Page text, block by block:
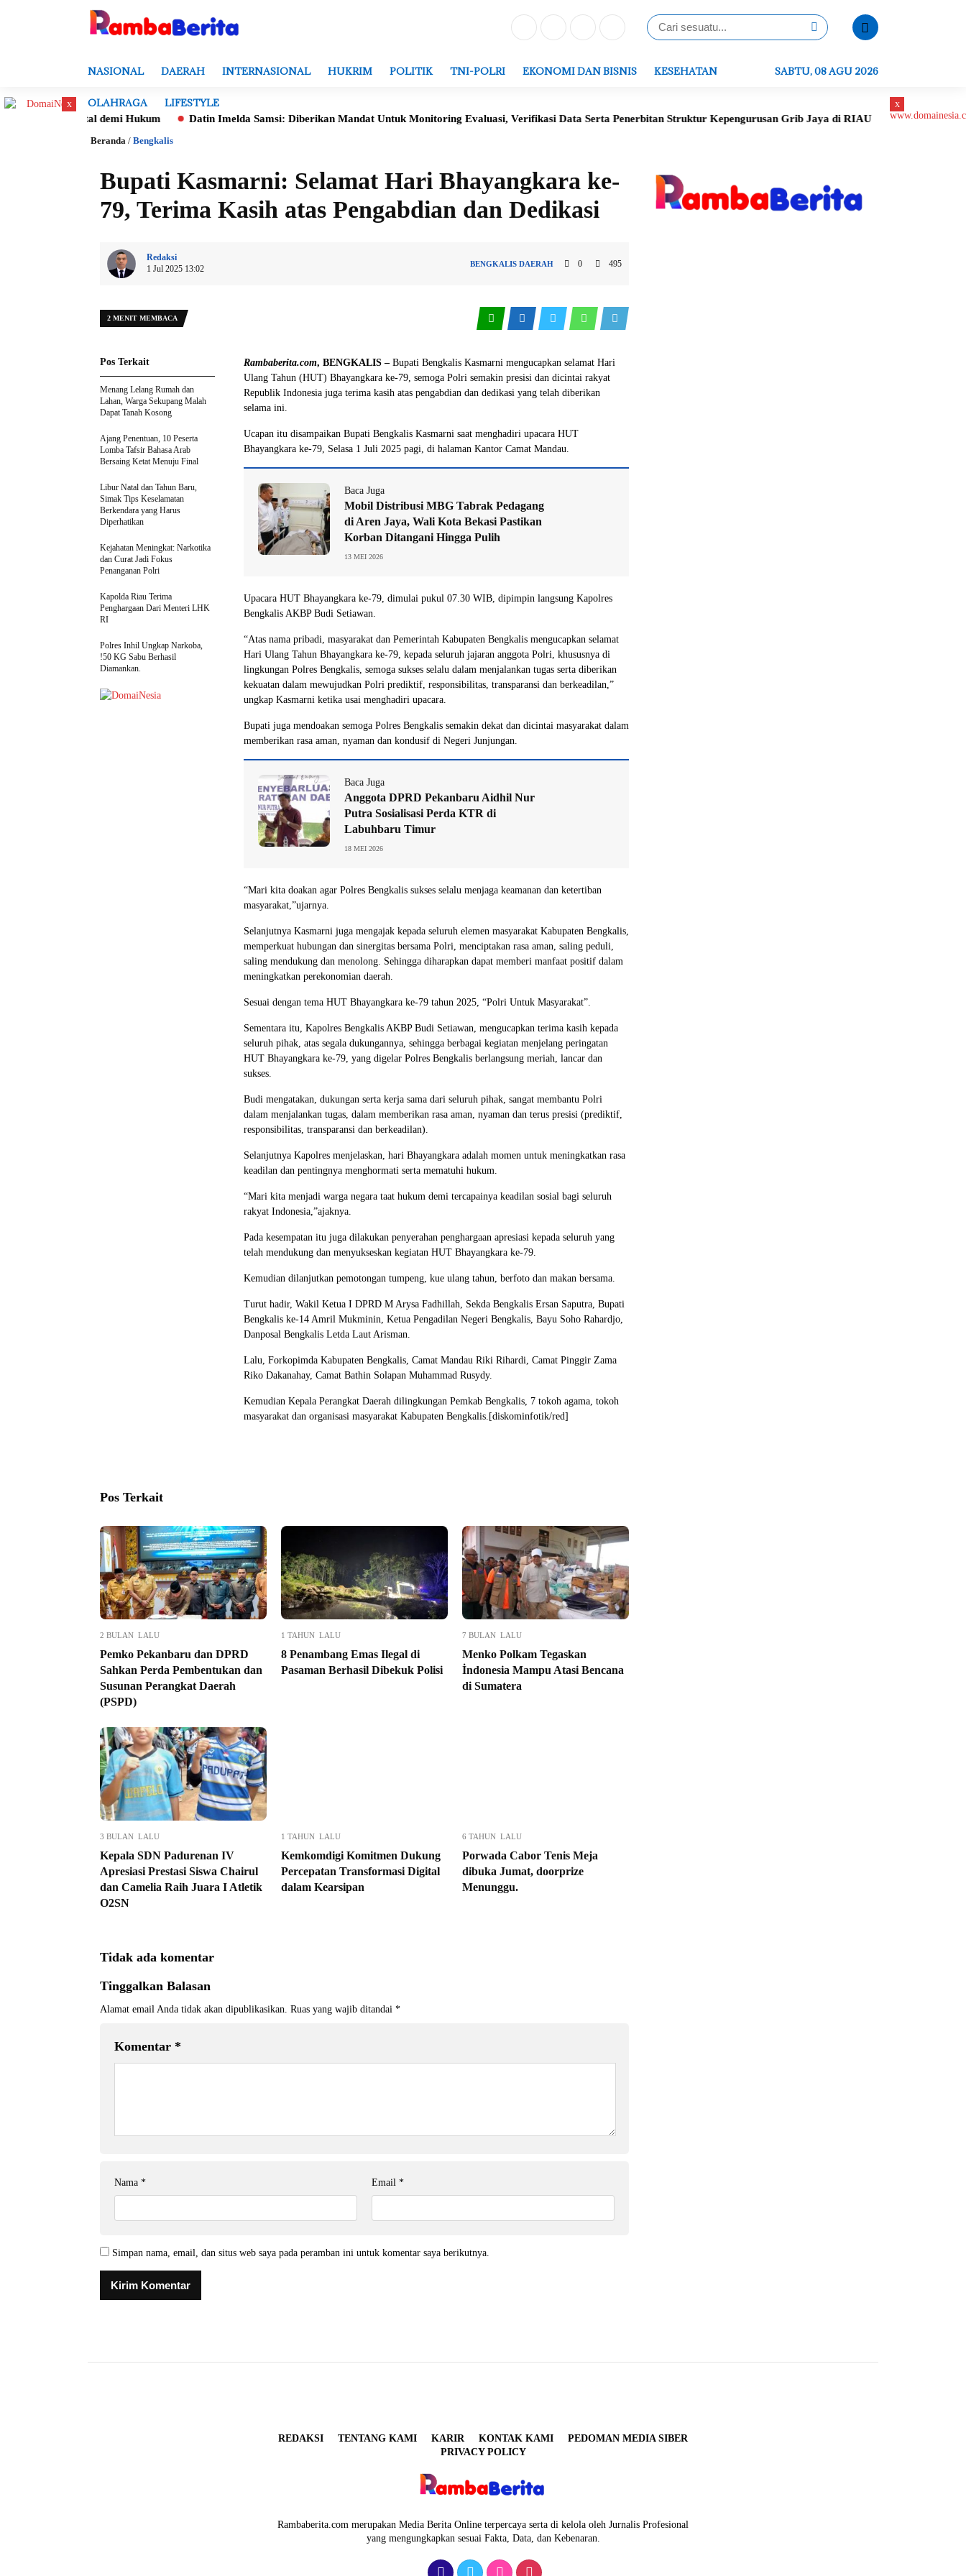
NASIONAL DAERAH INTERNASIONAL HUKRIM POLITIK TNI-POLRI EKONOMI DAN BISNIS KESEHATAN
OLAHRAGA LIFESTYLE
SABTU, 08 AGU 2026
Batal demi Hukum Datin Imelda Samsi: Diberikan Mandat Untuk Monitoring Evaluasi, Verifikasi Data Serta Penerbitan Struktur Kepengurusan Grib Jaya di RIAU Peletakan Batu Pertama
Beranda / Bengkalis
Bupati Kasmarni: Selamat Hari Bhayangkara ke-
79, Terima Kasih atas Pengabdian dan Dedikasi
Redaksi
1 Jul 2025 13:02
BENGKALIS DAERAH 0 495
2 MENIT MEMBACA
Rambaberita.com, BENGKALIS – Bupati Bengkalis Kasmarni mengucapkan selamat Hari
Ulang Tahun (HUT) Bhayangkara ke-79, semoga Polri semakin presisi dan dicintai rakyat
Republik Indonesia juga terima kasih atas pengabdian dan dedikasi yang telah diberikan
selama ini.
Ucapan itu disampaikan Bupati Bengkalis Kasmarni saat menghadiri upacara HUT
Bhayangkara ke-79, Selasa 1 Juli 2025 pagi, di halaman Kantor Camat Mandau.
Baca Juga
Mobil Distribusi MBG Tabrak Pedagang
di Aren Jaya, Wali Kota Bekasi Pastikan
Korban Ditangani Hingga Pulih
13 MEI 2026
Upacara HUT Bhayangkara ke-79, dimulai pukul 07.30 WIB, dipimpin langsung Kapolres
Bengkalis AKBP Budi Setiawan.
“Atas nama pribadi, masyarakat dan Pemerintah Kabupaten Bengkalis mengucapkan selamat
Hari Ulang Tahun Bhayangkara ke-79, kepada seluruh jajaran anggota Polri, khususnya di
lingkungan Polres Bengkalis, semoga sukses selalu dalam menjalankan tugas serta diberikan
kekuatan dalam mewujudkan Polri prediktif, responsibilitas, transparansi dan berkeadilan,”
ungkap Kasmarni ketika usai menghadiri upacara.
Bupati juga mendoakan semoga Polres Bengkalis semakin dekat dan dicintai masyarakat dalam
memberikan rasa aman, nyaman dan kondusif di Negeri Junjungan.
Baca Juga
Anggota DPRD Pekanbaru Aidhil Nur
Putra Sosialisasi Perda KTR di
Labuhbaru Timur
18 MEI 2026
“Mari kita doakan agar Polres Bengkalis sukses selalu menjaga keamanan dan ketertiban
masyarakat,”ujarnya.
Selanjutnya Kasmarni juga mengajak kepada seluruh elemen masyarakat Kabupaten Bengkalis,
memperkuat hubungan dan sinergitas bersama Polri, menciptakan rasa aman, saling peduli,
saling mendukung dan menolong. Sehingga diharapkan dapat memberi manfaat positif dalam
meningkatkan perekonomian daerah.
Sesuai dengan tema HUT Bhayangkara ke-79 tahun 2025, “Polri Untuk Masyarakat”.
Sementara itu, Kapolres Bengkalis AKBP Budi Setiawan, mengucapkan terima kasih kepada
seluruh pihak, atas segala dukungannya, sehingga berbagai kegiatan menjelang peringatan
HUT Bhayangkara ke-79, yang digelar Polres Bengkalis berlangsung meriah, lancar dan
sukses.
Budi mengatakan, dukungan serta kerja sama dari seluruh pihak, sangat membantu Polri
dalam menjalankan tugas, dalam memberikan rasa aman, nyaman dan terus presisi (prediktif,
responsibilitas, transparansi dan berkeadilan).
Selanjutnya Kapolres menjelaskan, hari Bhayangkara adalah momen untuk meningkatkan rasa
keadilan dan pentingnya menghormati serta mematuhi hukum.
“Mari kita menjadi warga negara taat hukum demi tercapainya keadilan sosial bagi seluruh
rakyat Indonesia,”ajaknya.
Pada kesempatan itu juga dilakukan penyerahan penghargaan apresiasi kepada seluruh yang
telah mendukung dan menyukseskan kegiatan HUT Bhayangkara ke-79.
Kemudian dilanjutkan pemotongan tumpeng, kue ulang tahun, berfoto dan makan bersama.
Turut hadir, Wakil Ketua I DPRD M Arysa Fadhillah, Sekda Bengkalis Ersan Saputra, Bupati
Bengkalis ke-14 Amril Mukminin, Ketua Pengadilan Negeri Bengkalis, Bayu Soho Rahardjo,
Danposal Bengkalis Letda Laut Arisman.
Lalu, Forkopimda Kabupaten Bengkalis, Camat Mandau Riki Rihardi, Camat Pinggir Zama
Riko Dakanahay, Camat Bathin Solapan Muhammad Rusydy.
Kemudian Kepala Perangkat Daerah dilingkungan Pemkab Bengkalis, 7 tokoh agama, tokoh
masyarakat dan organisasi masyarakat Kabupaten Bengkalis.[diskominfotik/red]
Pos Terkait
Menang Lelang Rumah dan
Lahan, Warga Sekupang Malah
Dapat Tanah Kosong
Ajang Penentuan, 10 Peserta
Lomba Tafsir Bahasa Arab
Bersaing Ketat Menuju Final
Libur Natal dan Tahun Baru,
Simak Tips Keselamatan
Berkendara yang Harus
Diperhatikan
Kejahatan Meningkat: Narkotika
dan Curat Jadi Fokus
Penanganan Polri
Kapolda Riau Terima
Penghargaan Dari Menteri LHK
RI
Polres Inhil Ungkap Narkoba,
!50 KG Sabu Berhasil
Diamankan.
Pos Terkait
2 BULAN LALU
Pemko Pekanbaru dan DPRD
Sahkan Perda Pembentukan dan
Susunan Perangkat Daerah
(PSPD)
1 TAHUN LALU
8 Penambang Emas Ilegal di
Pasaman Berhasil Dibekuk Polisi
7 BULAN LALU
Menko Polkam Tegaskan
İndonesia Mampu Atasi Bencana
di Sumatera
3 BULAN LALU
Kepala SDN Padurenan IV
Apresiasi Prestasi Siswa Chairul
dan Camelia Raih Juara I Atletik
O2SN
1 TAHUN LALU
Kemkomdigi Komitmen Dukung
Percepatan Transformasi Digital
dalam Kearsipan
6 TAHUN LALU
Porwada Cabor Tenis Meja
dibuka Jumat, doorprize
Menunggu.
Tidak ada komentar
Tinggalkan Balasan
Alamat email Anda tidak akan dipublikasikan. Ruas yang wajib ditandai *
Komentar *
Nama * Email *
Simpan nama, email, dan situs web saya pada peramban ini untuk komentar saya berikutnya.
x x
REDAKSI TENTANG KAMI KARIR KONTAK KAMI
PEDOMAN MEDIA SIBER
PRIVACY POLICY
Rambaberita.com merupakan Media Berita Online terpercaya serta di kelola oleh Jurnalis Profesional
yang mengungkapkan sesuai Fakta, Data, dan Kebenaran.